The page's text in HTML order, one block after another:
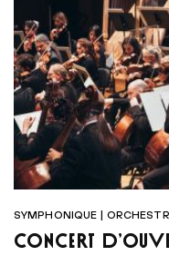
SYMPHONIQUE |
CONCERT